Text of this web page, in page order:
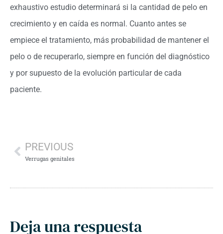
exhaustivo estudio determinará si la cantidad de pelo en
crecimiento y en caída es normal. Cuanto antes se
empiece el tratamiento, más probabilidad de mantener el
pelo o de recuperarlo, siempre en función del diagnóstico
y por supuesto de la evolución particular de cada
paciente.
PREVIOUS
Verrugas genitales
Deja una respuesta